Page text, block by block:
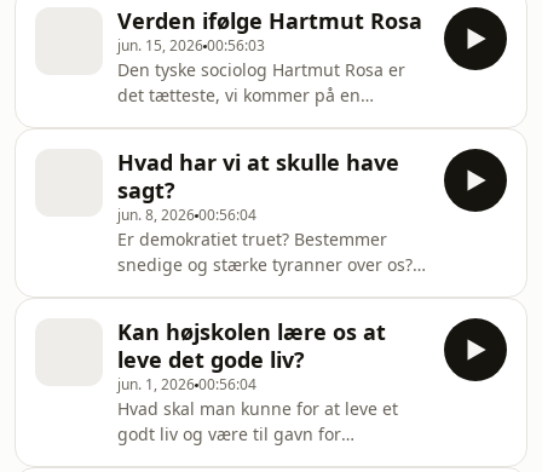
fødte og opfostrede børn.
Medvirkende: Maria
romantiseret den ensomme og
lidende udøver, som nærmest ud af
det blå laver sine unikke værker - og
somme tider bukker under for
presset. Men kan kunstens stjerner
tage ved lære af elitesportens helte,
selv om det erklærede mål ikke er at
blive bedst og vinde m
Verden ifølge Hartmut Rosa
jun. 15, 202600:56:03
Den tyske sociolog Hartmut Rosa er
det tætteste, vi kommer på en
menneskelige omkostninger ved det
moderne livs høje tempo har vundet
verdensomspændende udbredelse.
Men hvad stiller vi op med afmagten,
når vi pisker afsted i hamsterhjulet?
Det giver Rosa et bud på i en ny
samfundskritisk bog. Medvirkende:
Hartmut Rosa sociolog, politolo
Hvad har vi at skulle have
sagt?
jun. 8, 202600:56:04
Er demokratiet truet? Bestemmer
snedige og stærke tyranner over os?
Forskere er i fuld gang med den store
Magtudredning 2.0, som kortlægger
hvem der egentlig bestemmer hvad i
Danmark. De er blevet mere
bekymrede, siden den første
Kan højskolen lære os at
leve det gode liv?
jun. 1, 202600:56:04
Hvad skal man kunne for at leve et
godt liv og være til gavn for